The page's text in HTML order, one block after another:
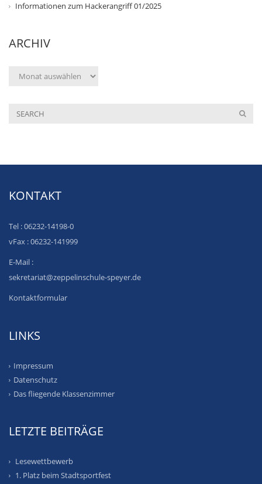
Informationen zum Hackerangriff 01/2025
ARCHIV
Archiv
KONTAKT
Tel : 06232-14198-0
vFax : 06232-141999
E-Mail :
sekretariat@zeppelinschule-speyer.de
Kontaktformular
LINKS
Impressum
Datenschutz
Das fliegende Klassenzimmer
LETZTE BEITRÄGE
Lesewettbewerb
1. Platz beim Stadtsportfest